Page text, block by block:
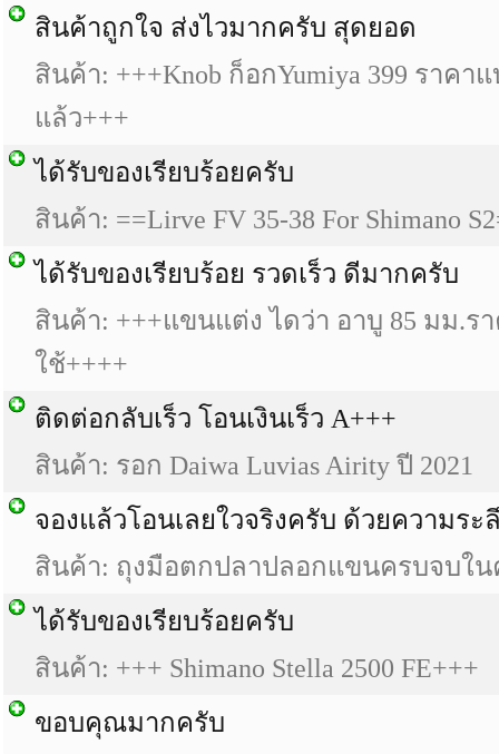
สินค้าถูกใจ ส่งไวมากครับ สุดยอด
สินค้า: +++Knob ก็อกYumiya 399 ราคา
แล้ว+++
ได้รับของเรียบร้อยครับ
สินค้า: ==Lirve FV 35-38 For Shimano
ได้รับของเรียบร้อย รวดเร็ว ดีมากครับ
สินค้า: +++แขนแต่ง ไดว่า อาบู 85 มม.ร
ใช้++++
ติดต่อกลับเร็ว โอนเงินเร็ว A+++
สินค้า: รอก Daiwa Luvias Airity ปี 2021
จองแล้วโอนเลยใวจริงครับ ด้วยความร
สินค้า: ถุงมือตกปลาปลอกแขนครบจบใน
ได้รับของเรียบร้อยครับ
สินค้า: +++ Shimano Stella 2500 FE+++
ขอบคุณมากครับ